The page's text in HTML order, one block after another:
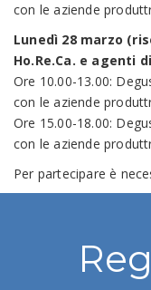
con le aziende
Lunedì 28 marzo
Ho.Re.Ca. e agenti
Ore 10.00-13.00:
con le aziende
Ore 15.00-18.00:
con le aziende
Per partecipare è